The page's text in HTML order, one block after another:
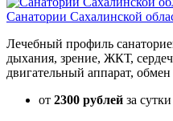
Санатории Сахалинской
Лечебный профиль
дыхания, зрение, ЖКТ,
двигательный аппарат,
от 2300 рублей за сутки